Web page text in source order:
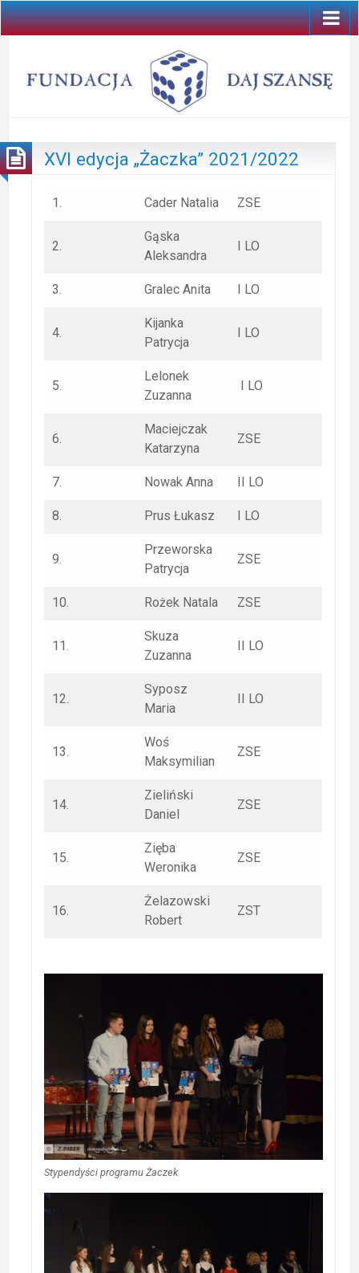
XVI edycja „Żaczka” 2021/2022
1. Cader Natalia ZSE
2.
Gąska
Aleksandra
I LO
3. Gralec Anita I LO
4.
Kijanka
Patrycja
I LO
5.
Lelonek
Zuzanna
I LO
6.
Maciejczak
Katarzyna
ZSE
7. Nowak Anna II LO
8. Prus Łukasz I LO
9.
Przeworska
Patrycja
ZSE
10. Rożek Natala ZSE
11.
Skuza
Zuzanna
II LO
12.
Syposz
Maria
II LO
13.
Woś
Maksymilian
ZSE
14.
Zieliński
Daniel
ZSE
15.
Zięba
Weronika
ZSE
16.
Żelazowski
Robert
ZST
Stypendyści programu Żaczek